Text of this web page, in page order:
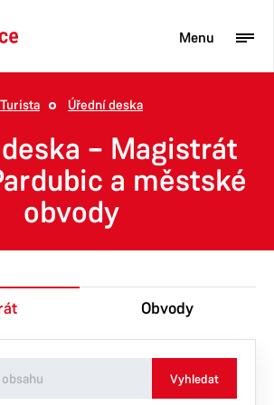
Turista
Aktuality
Občan
Turista Úřední deska
– Magistrát
a městské
obvody
Obvody
Vyhledat
Menu